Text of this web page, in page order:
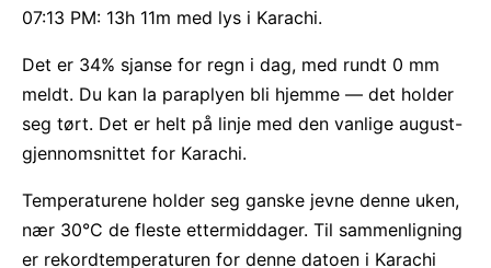
07:13 PM: 13h 11m med lys i Karachi.
Det er 34% sjanse for regn i dag, med rundt 0 mm
meldt. Du kan la paraplyen bli hjemme — det holder
seg tørt. Det er helt på linje med den vanlige august-
gjennomsnittet for Karachi.
Temperaturene holder seg ganske jevne denne uken,
nær 30°C de fleste ettermiddager. Til sammenligning
er rekordtemperaturen for denne datoen i Karachi